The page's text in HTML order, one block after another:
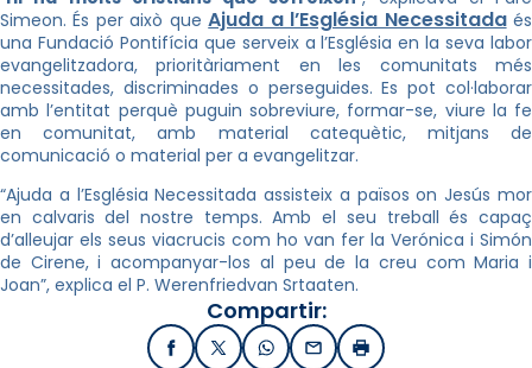
Simeon. És per això queAjuda a l’Església Necessitadaés
una Fundació Pontifícia que serveix a l’Església en la seva labor
evangelitzadora, prioritàriament en les comunitats més
necessitades, discriminades o perseguides. Es pot col·laborar
amb l’entitat perquè puguin sobreviure, formar-se, viure la fe
en comunitat, amb material catequètic, mitjans de
comunicació o material per a evangelitzar.
“Ajuda a l’Església Necessitada assisteix a països on Jesús mor
en calvaris del nostre temps. Amb el seu treball és capaç
d’alleujar els seus viacrucis com ho van fer la Verónica i Simón
de Cirene, i acompanyar-los al peu de la creu com Maria i
Joan”, explica el P. Werenfriedvan Srtaaten.
Compartir:
FacebookX / TwitterWhatsApp
EmailImprimir